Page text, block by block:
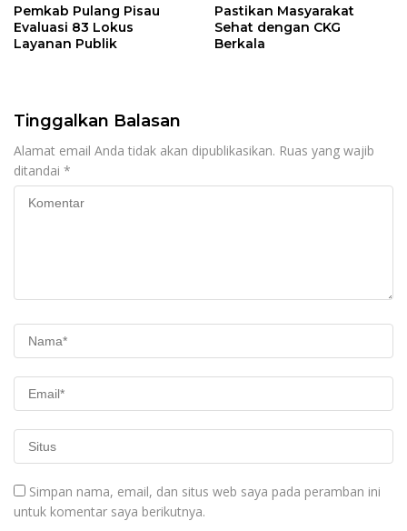
Pemkab Pulang Pisau
Evaluasi 83 Lokus
Layanan Publik
Pastikan Masyarakat
Sehat dengan CKG
Berkala
Tinggalkan Balasan
Alamat email Anda tidak akan dipublikasikan. Ruas yang wajib
ditandai *
Simpan nama, email, dan situs web saya pada peramban ini
untuk komentar saya berikutnya.